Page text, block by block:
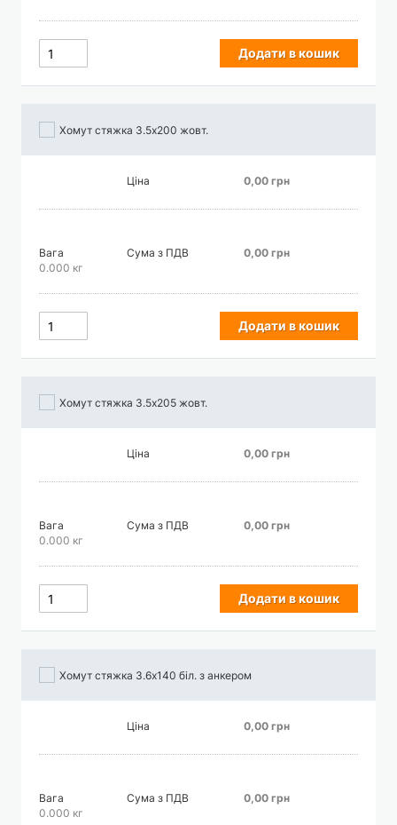
Додати в кошик
Хомут стяжка 3.5х200 жовт.
Ціна 0,00 грн
Вага
0.000 кг
Сума з ПДВ 0,00 грн
Додати в кошик
Хомут стяжка 3.5х205 жовт.
Ціна 0,00 грн
Вага
0.000 кг
Сума з ПДВ 0,00 грн
Додати в кошик
Хомут стяжка 3.6х140 біл. з анкером
Ціна 0,00 грн
Вага
0.000 кг
Сума з ПДВ 0,00 грн